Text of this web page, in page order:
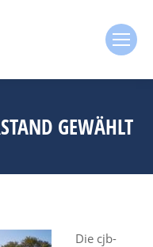
GEWÄHLT
Die cjb-